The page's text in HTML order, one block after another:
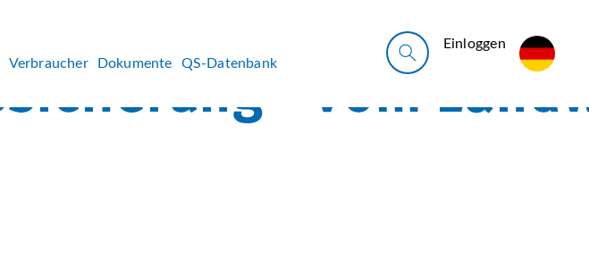
Verbraucher Dokumente QS-Datenbank
Ein­log­gen